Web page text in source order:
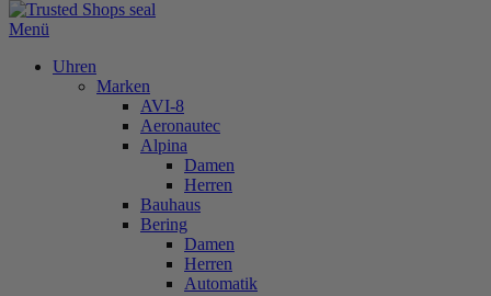
Menü
Uhren
Marken
AVI-8
Aeronautec
Alpina
Damen
Herren
Bauhaus
Bering
Damen
Herren
Automatik